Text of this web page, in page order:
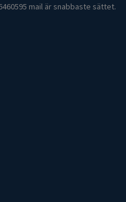
mail är snabbaste sättet.